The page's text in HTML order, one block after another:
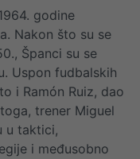
godine
Nakon što su se
Španci su se
Uspon fudbalskih
i Ramón Ruiz, dao
trener Miguel
u taktici,
i međusobno